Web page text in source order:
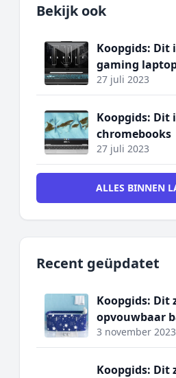
Bekijk ook
Koopgids: Dit
gaming
27 juli 2023
Koopgids: Dit
chromebooks
27 juli 2023
ALLES BINNEN
Recent geüpdatet
Koopgids: Dit
opvouwbaar
3 november 2023
Koopgids: Dit